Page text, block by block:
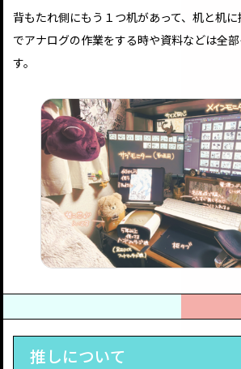
背もたれ側にもう１つ机があって、机と机
でアナログの作業をする時や資料などは全
す。
推しについて